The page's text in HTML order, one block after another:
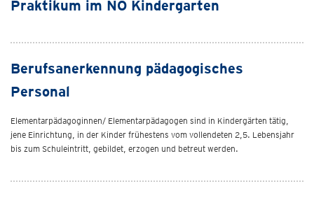
Praktikum im NÖ Kindergarten
Berufsanerkennung pädagogisches
Personal
Elementarpädagoginnen/ Elementarpädagogen sind in Kindergärten tätig,
jene Einrichtung, in der Kinder frühestens vom vollendeten 2,5. Lebensjahr
bis zum Schuleintritt, gebildet, erzogen und betreut werden.